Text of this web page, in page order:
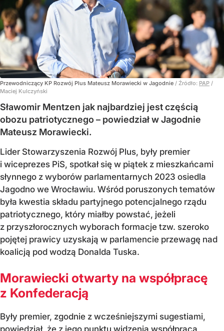
Przewodniczący KP Rozwój Plus Mateusz Morawiecki w Jagodnie / Źródło: PAP /
Maciej Kulczyński
Sławomir Mentzen jak najbardziej jest częścią
obozu patriotycznego – powiedział w Jagodnie
Mateusz Morawiecki.
Lider Stowarzyszenia Rozwój Plus, były premier
i wiceprezes PiS, spotkał się w piątek z mieszkańcami
słynnego z wyborów parlamentarnych 2023 osiedla
Jagodno we Wrocławiu. Wśród poruszonych tematów
była kwestia składu partyjnego potencjalnego rządu
patriotycznego, który miałby powstać, jeżeli
z przyszłorocznych wyborach formacje tzw. szeroko
pojętej prawicy uzyskają w parlamencie przewagę nad
koalicją pod wodzą Donalda Tuska.
Morawiecki otwarty na współpracę
z Konfederacją
Były premier, zgodnie z wcześniejszymi sugestiami,